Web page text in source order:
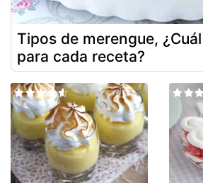
Tipos de merengue,
para cada receta?